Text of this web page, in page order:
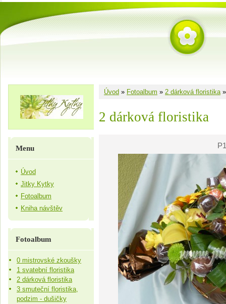
Úvod » Fotoalbum » 2 dárková floristika
2 dárková floristika
Menu
Úvod
Jitky Kytky
Fotoalbum
Kniha návštěv
Fotoalbum
0 mistrovské zkoušky
1 svatební floristika
2 dárková floristika
3 smuteční floristika,
podzim - dušičky